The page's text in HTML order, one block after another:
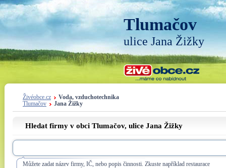
Tlumačov
ulice Jana Žižky
Živéobce.cz
Voda, vzduchotechnika
Tlumačov
Jana Žižky
Hledat firmy v obci Tlumačov, ulice Jana Žižky
Můžete zadat název firmy, IČ, nebo popis činnosti. Zkuste například restaurace